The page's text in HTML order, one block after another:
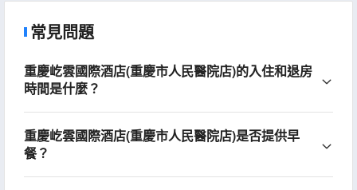
常見問題
重慶屹雲國際酒店(重慶市人民醫院店)的入住和退房
時間是什麼？
重慶屹雲國際酒店(重慶市人民醫院店)是否提供早
餐？